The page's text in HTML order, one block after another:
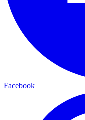
Facebook